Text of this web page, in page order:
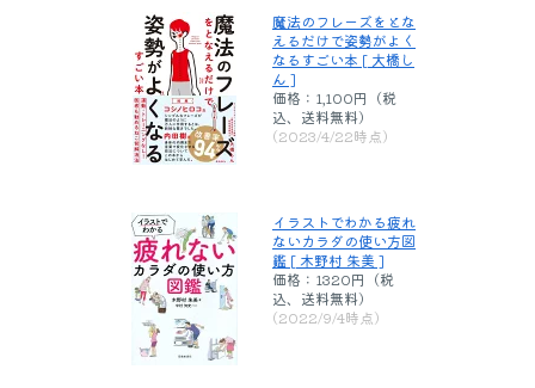
魔法のフレーズをとな
えるだけで姿勢がよく
なるすごい本 [ 大橋し
ん ]
価格：1,100円（税
込、送料無料)
(2023/4/22時点)
イラストでわかる疲れ
ないカラダの使い方図
鑑 [ 木野村 朱美 ]
価格：1320円（税
込、送料無料)
(2022/9/4時点)